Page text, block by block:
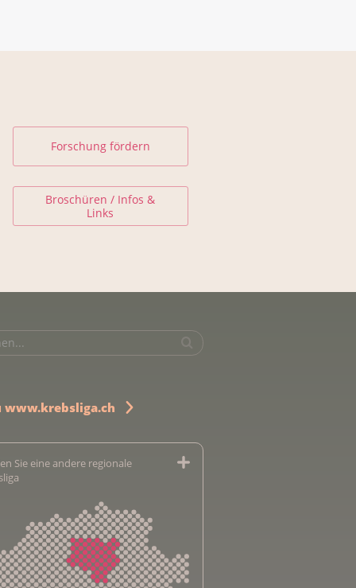
Forschung fördern
Broschüren / Infos &
Links
www.krebsliga.ch
Sie eine andere regionale